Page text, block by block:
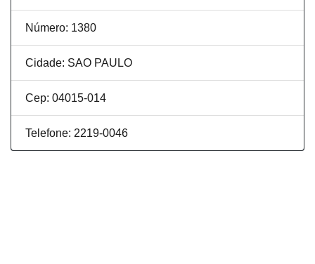
Número: 1380
Cidade: SAO PAULO
Cep: 04015-014
Telefone: 2219-0046